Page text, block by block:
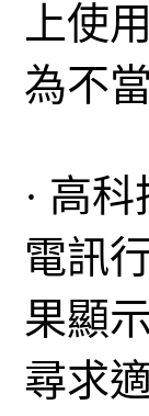
上使
為不
· 高
電訊
果顯
尋求